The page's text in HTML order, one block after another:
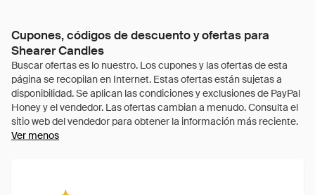
Cupones, códigos de descuento y ofertas para
Shearer Candles
Ver menos